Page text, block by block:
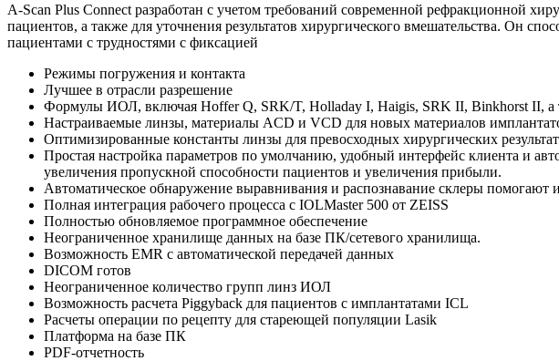
A-Scan Plus Connect разработан с учетом требований современной рефракционной
пациентов, а также для уточнения результатов хирургического вмешательства. Он
пациентами с трудностями с фиксацией
Режимы погружения и контакта
Лучшее в отрасли разрешение
Формулы ИОЛ, включая Hoffer Q, SRK/T, Holladay I, Haigis, SRK II, Binkhorst II, а
Настраиваемые линзы, материалы ACD и VCD для новых материалов
Оптимизированные константы линзы для превосходных хирургических
Простая настройка параметров по умолчанию, удобный интерфейс клиента и
увеличения пропускной способности пациентов и увеличения прибыли.
Автоматическое обнаружение выравнивания и распознавание склеры помогают
Полная интеграция рабочего процесса с IOLMaster 500 от ZEISS
Полностью обновляемое программное обеспечение
Неограниченное хранилище данных на базе ПК/сетевого хранилища.
Возможность EMR с автоматической передачей данных
DICOM готов
Неограниченное количество групп линз ИОЛ
Возможность расчета Piggyback для пациентов с имплантатами ICL
Расчеты операции по рецепту для стареющей популяции Lasik
Платформа на базе ПК
PDF-отчетность